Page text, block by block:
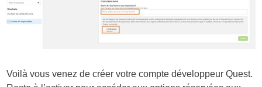
Voilà vous venez de créer votre compte développeur Quest.